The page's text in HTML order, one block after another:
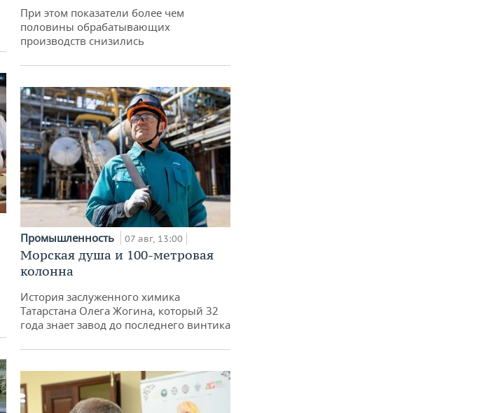
При этом показатели более чем
половины обрабатывающих
производств снизились
Промышленность 07 авг, 13:00
Морская душа и 100-метровая
колонна
История заслуженного химика
Татарстана Олега Жогина, который 32
года знает завод до последнего винтика